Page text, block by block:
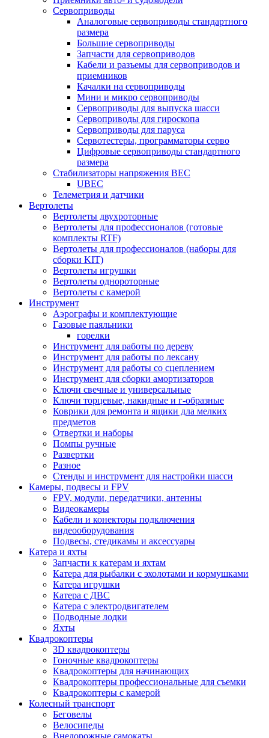
Сервоприводы
Аналоговые сервоприводы стандартного
размера
Большие сервоприводы
Запчасти для сервоприводов
Кабели и разъемы для сервоприводов и
приемников
Качалки на сервоприводы
Мини и микро сервоприводы
Сервоприводы для выпуска шасси
Сервоприводы для гироскопа
Сервоприводы для паруса
Сервотестеры, программаторы серво
Цифровые сервоприводы стандартного
размера
Стабилизаторы напряжения BEC
UBEC
Телеметрия и датчики
Вертолеты
Вертолеты двухроторные
Вертолеты для профессионалов (готовые
комплекты RTF)
Вертолеты для профессионалов (наборы для
сборки KIT)
Вертолеты игрушки
Вертолеты однороторные
Вертолеты с камерой
Инструмент
Аэрографы и комплектующие
Газовые паяльники
горелки
Инструмент для работы по дереву
Инструмент для работы по лексану
Инструмент для работы со сцеплением
Инструмент для сборки амортизаторов
Ключи свечные и универсальные
Ключи торцевые, накидные и г-образные
Коврики для ремонта и ящики дла мелких
предметов
Отвертки и наборы
Помпы ручные
Развертки
Разное
Стенды и инструмент для настройки шасси
Камеры, подвесы и FPV
FPV, модули, передатчики, антенны
Видеокамеры
Кабели и конекторы подключения
видеооборудования
Подвесы, стедикамы и аксессуары
Катера и яхты
Запчасти к катерам и яхтам
Катера для рыбалки с эхолотами и кормушками
Катера игрушки
Катера с ДВС
Катера с электродвигателем
Подводные лодки
Яхты
Квадрокоптеры
3D квадрокоптеры
Гоночные квадрокоптеры
Квадрокоптеры для начинающих
Квадрокоптеры профессиональные для съемки
Квадрокоптеры с камерой
Колесный транспорт
Беговелы
Велосипеды
Внедорожные самокаты